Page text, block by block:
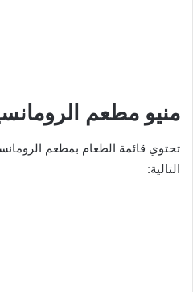
منيو مطعم
تحتوي قائمة الطعام بمطعم
التالية: